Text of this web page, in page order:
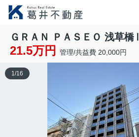
ＧＲＡＮ ＰＡＳＥＯ 浅草橋Ⅱ
21.5万円 管理/共益費 20,000円
1/16